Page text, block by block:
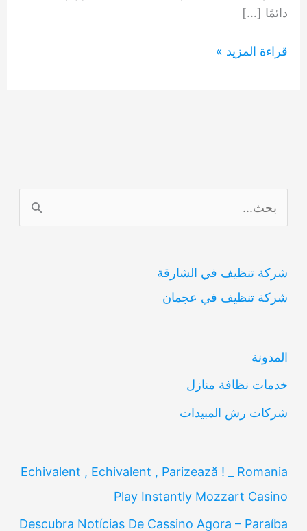
دائمًا […]
تنظيف
قراءة المزيد »
ل
ح
ث
شركة تنظيف في الشارقة
شركة تنظيف في عجمان
المدونة
خدمات نظافة منازل
شركات رش المبيدات
Echivalent , Echivalent , Parizează ! _ Romania
Play Instantly Mozzart Casino
Descubra Notícias De Cassino Agora – Paraíba